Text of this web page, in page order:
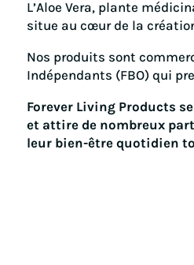
L’Aloe Vera, plante
situe au cœur de la
Nos produits sont
Indépendants (FBO) qui
Forever Living Products
et attire de nombreux
leur bien-être quotidien